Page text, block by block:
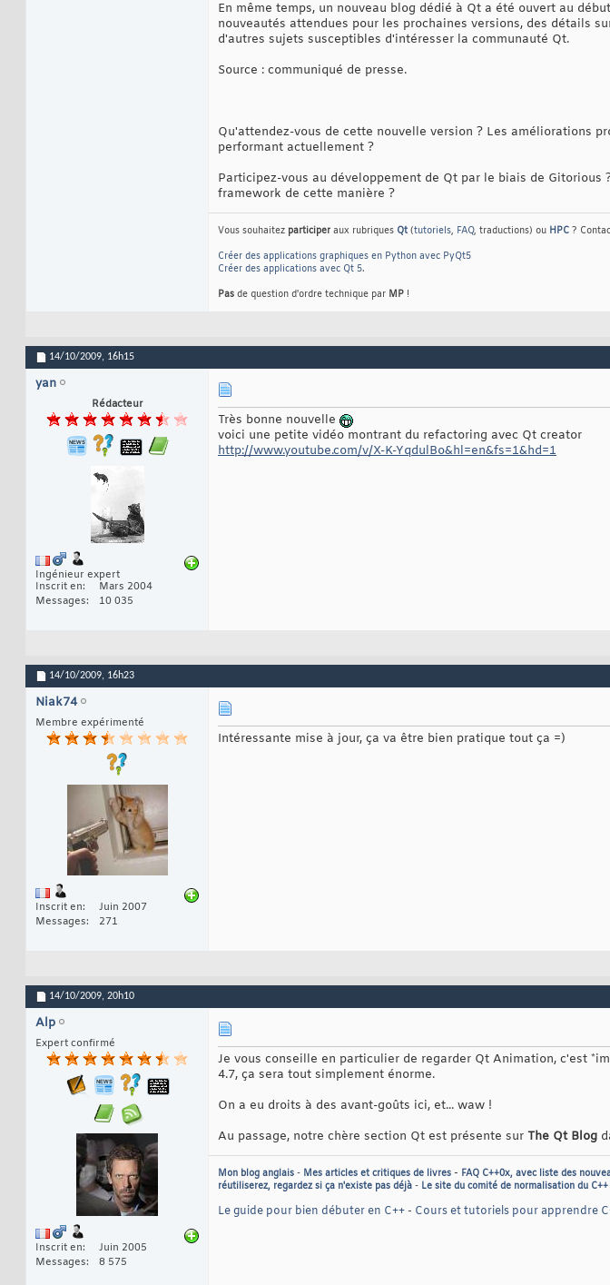
En même temps, un nouveau blog dédié à Qt a été ouvert au
nouveautés attendues pour les prochaines versions, des détails
d'autres sujets susceptibles d'intéresser la communauté Qt.
Source : communiqué de presse.
Qu'attendez-vous de cette nouvelle version ? Les améliorations
performant actuellement ?
Participez-vous au développement de Qt par le biais de
framework de cette manière ?
Vous souhaitez participer aux rubriques Qt (tutoriels, FAQ, traductions) ou HPC ?
Créer des applications graphiques en Python avec PyQt5
Créer des applications avec Qt 5.
Pas de question d'ordre technique par MP !
14/10/2009, 16h15
yan
Rédacteur
Ingénieur expert
Inscrit en
Mars 2004
Messages
10 035
Très bonne nouvelle
voici une petite vidéo montrant du refactoring avec Qt creator
http://www.youtube.com/v/X-K-YqdulBo&hl=en&fs=1&hd=1
14/10/2009, 16h23
Niak74
Membre expérimenté
Inscrit en
Juin 2007
Messages
271
Intéressante mise à jour, ça va être bien pratique tout ça =)
14/10/2009, 20h10
Alp
Expert confirmé
Inscrit en
Juin 2005
Messages
8 575
Je vous conseille en particulier de regarder Qt Animation, c'est
4.7, ça sera tout simplement énorme.
On a eu droits à des avant-goûts ici, et... waw !
Au passage, notre chère section Qt est présente sur The Qt Blog
Mon blog anglais - Mes articles et critiques de livres - FAQ C++0x, avec liste des
réutiliserez, regardez si ça n'existe pas déjà - Le site du comité de normalisation du C++
Le guide pour bien débuter en C++- Cours et tutoriels pour apprendre